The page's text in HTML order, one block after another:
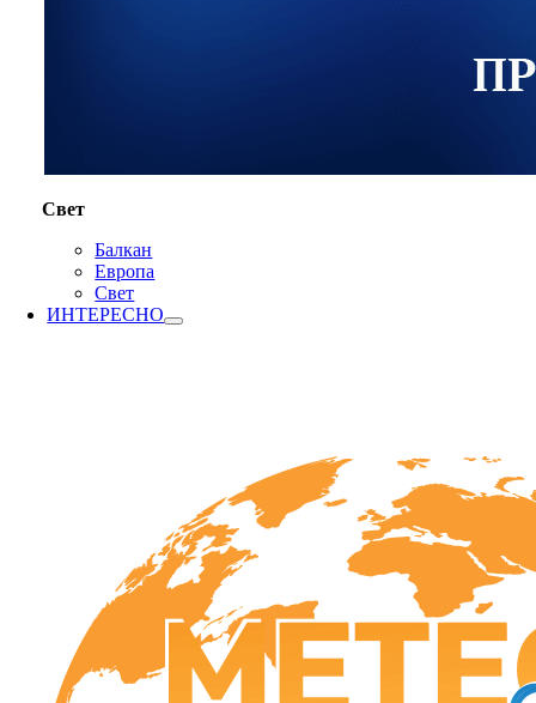
Свет
Балкан
Европа
Свет
ИНТЕРЕСНО